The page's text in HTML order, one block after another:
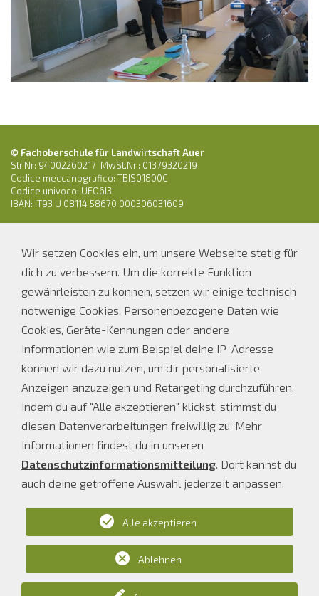
© Fachoberschule für Landwirtschaft Auer
Str.Nr: 94002260217 MwSt.Nr.: 01379320219
Codice meccanografico: TBIS01800C
Codice univoco: UFO6I3
IBAN: IT93 U 08114 58670 000306031609
E-Mail: os-ofl.auer@schule.suedtirol.it
Parteienverkehr Sekretariat
Bei Schulbetrieb Ferienöffnungszeiten
MO, DI, DO
14.00 - 16.00 Uhr
MO - FR
MI und FR
Fachoberschule für Landwirtschaft Auer
Schlossweg 10, I-39040 Auer, Tel. 0471 81 05 38
os-ofl.auer@schule.suedtirol.it
PEC: ofl.auer@pec.prov.bz.it
Wir setzen Cookies ein, um unsere Webseite stetig für
dich zu verbessern. Um die korrekte Funktion
gewährleisten zu können, setzen wir einige technisch
notwenige Cookies. Personenbezogene Daten wie
Cookies, Geräte-Kennungen oder andere
Informationen wie zum Beispiel deine IP-Adresse
können wir dazu nutzen, um dir personalisierte
Anzeigen anzuzeigen und Retargeting durchzuführen.
Indem du auf "Alle akzeptieren" klickst, stimmst du
diesen Datenverarbeitungen freiwillig zu. Mehr
Informationen findest du in unseren
Datenschutzinformationsmitteilung. Dort kannst du
auch deine getroffene Auswahl jederzeit anpassen.
Ablehnen
Alle akzeptieren